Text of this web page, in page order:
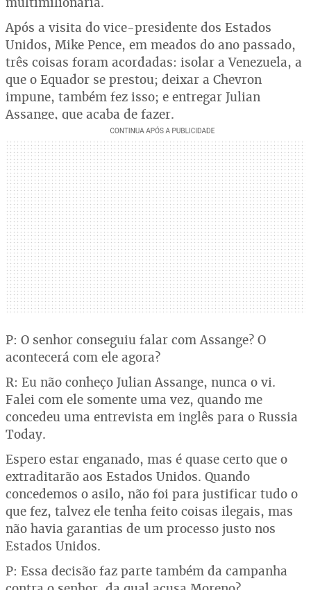
Após a visita do vice-presidente dos Estados
Unidos, Mike Pence, em meados do ano passado,
três coisas foram acordadas: isolar a Venezuela, a
que o Equador se prestou; deixar a Chevron
impune, também fez isso; e entregar Julian
Assange, que acaba de fazer.
P: O senhor conseguiu falar com Assange? O
acontecerá com ele agora?
R: Eu não conheço Julian Assange, nunca o vi.
Falei com ele somente uma vez, quando me
concedeu uma entrevista em inglês para o Russia
Today.
Espero estar enganado, mas é quase certo que o
extraditarão aos Estados Unidos. Quando
concedemos o asilo, não foi para justificar tudo o
que fez, talvez ele tenha feito coisas ilegais, mas
não havia garantias de um processo justo nos
Estados Unidos.
P: Essa decisão faz parte também da campanha